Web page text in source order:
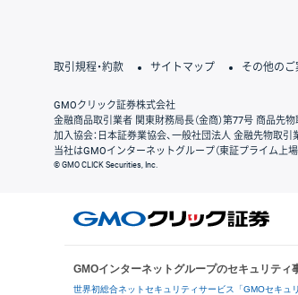
取引規程・約款 サイトマップ その他のご
GMOクリック証券株式会社
金融商品取引業者 関東財務局長（金商）第77号 商品先
加入協会：日本証券業協会、一般社団法人 金融先物取
当社はGMOインターネットグループ（東証プライム上場
© GMO CLICK Securities, Inc.
GMOインターネットグループのセキュリティ
世界初総合ネットセキュリティサービス「GMOセキュ